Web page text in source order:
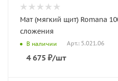
Мат (мягкий щит) Romana
сложения
В наличии Арт.: 5.021.06
4 675 ₽/шт